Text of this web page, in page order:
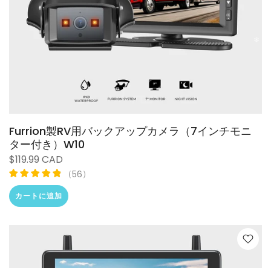
Furrion製RV用バックアップカメラ（7インチモニ
ター付き）W10
$119.99 CAD
（56）
カートに追加